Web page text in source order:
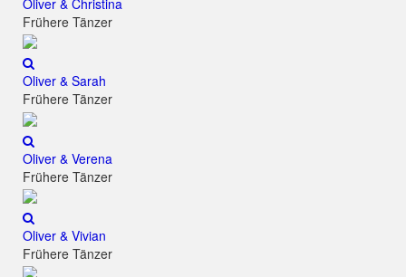
Frühere Tänzer
Oliver & Sarah
Frühere Tänzer
Oliver & Verena
Frühere Tänzer
Oliver & Vivian
Frühere Tänzer